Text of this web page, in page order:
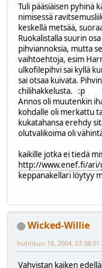
Tuli pääsiäisen pyhinä
nimisessä
keskellä metsää,
Ruokalistalla suurin
pihviannoksia, mutta
vaihtoehtoja, esim
ulkofilepihvi sai kyllä
sai otsaa kuivata.
chilihakkelusta. :p
Annos oli muutenkin
kohdalle oli merkattu
kukatahansa erehdy
olutvalikoima oli
kaikille jotka ei tiedä
http://www.enef.fi/ari/
keppanakellari löytyy
Wicked-Willie
huhtikuu 18, 2004, 07:38:01
Vahvistan kaiken